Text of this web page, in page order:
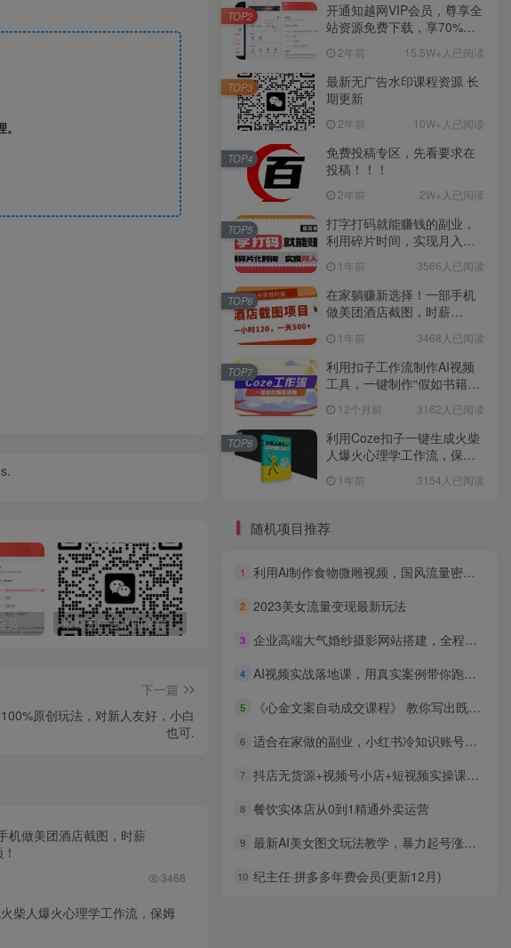
最新无广告水印课程资源 长期更新
下一篇
原创玩法，对新人友好，小白
也可.
机做美团酒店截图，时薪
3468
柴人爆火心理学工作流，保姆
开通知越网VIP会员，尊享全
站资源免费下载，享70%的
惠】2年前 15.5W+人已阅读
TOP2
最新无广告水印课程资源 长
期更新
2年前 10W+人已阅读
TOP3
免费投稿专区，先看要求在
投稿！！！
2年前 2W+人已阅读
TOP4
打字打码就能赚钱的副业，
利用碎片时间，实现月入过
1年前 3566人已阅读
TOP5
在家躺赚新选择！一部手机
做美团酒店截图，时薪
1年前 3468人已阅读
TOP6
利用扣子工作流制作AI视频
工具，一键制作“假如书籍会
12个月前 3162人已阅读
TOP7
利用Coze扣子一键生成火柴
人爆火心理学工作流，保姆
1年前 3154人已阅读
TOP8
随机项目推荐
1 利用Ai制作食物微雕视频，国风流量密码，单日变现1000+
2 2023美女流量变现最新玩法
3 企业高端大气婚纱摄影网站搭建，全程实操教学（附源码）
4 AI视频实战落地课，用真实案例带你跑通创作全流程，从0到1学会真正能落地的AI视频创作方法
5 《心金文案自动成交课程》 教你写出既能深入人心、又能吸金的文案
6 适合在家做的副业，小红书冷知识账号，无脑复制粘贴一单变现300
7 抖店无货源+视频号小店+短视频实操课：达人带货+翘品玩法+爆品分析等
8 餐饮实体店从0到1精通外卖运营
9 最新AI美女图文玩法教学，暴力起号涨粉，手机即可操作
10 纪主任·拼多多年费会员(更新12月)